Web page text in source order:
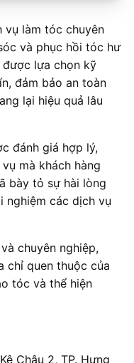
vụ làm tóc chuyên
và phục hồi tóc hư
được lựa chọn kỹ
đảm bảo an toàn
lại hiệu quả lâu
đánh giá hợp lý,
mà khách hàng
bày tỏ sự hài lòng
nghiệm các dịch vụ
chuyên nghiệp,
chỉ quen thuộc của
tóc và thể hiện
Châu 2, TP. Hưng